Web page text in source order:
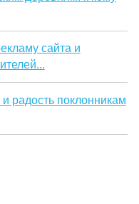
сайта и
радость поклонникам